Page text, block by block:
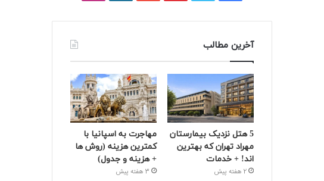
آخرین مطالب
5 هتل نزدیک بیمارستان
مهراد تهران که بهترین‌
اند! + خدمات
2 هفته پیش
مهاجرت به اسپانیا با
کمترین هزینه (روش ها
+ هزینه و جدول)
3 هفته پیش